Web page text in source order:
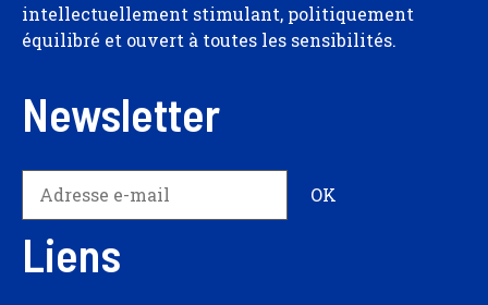
intellectuellement stimulant, politiquement
équilibré et ouvert à toutes les sensibilités.
Newsletter
Liens